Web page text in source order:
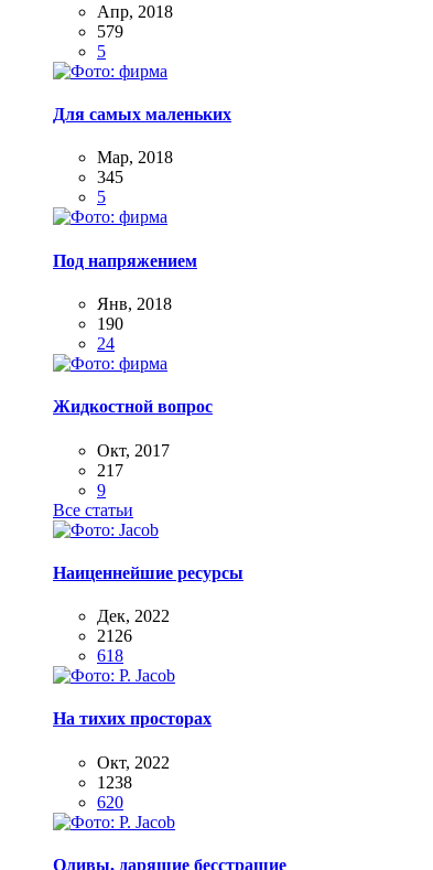
Апр, 2018
579
5
Для самых маленьких
Мар, 2018
345
5
Под напряжением
Янв, 2018
190
24
Жидкостной вопрос
Окт, 2017
217
9
Все статьи
Наиценнейшие ресурсы
Дек, 2022
2126
618
На тихих просторах
Окт, 2022
1238
620
Оливы, дарящие бесстрашие